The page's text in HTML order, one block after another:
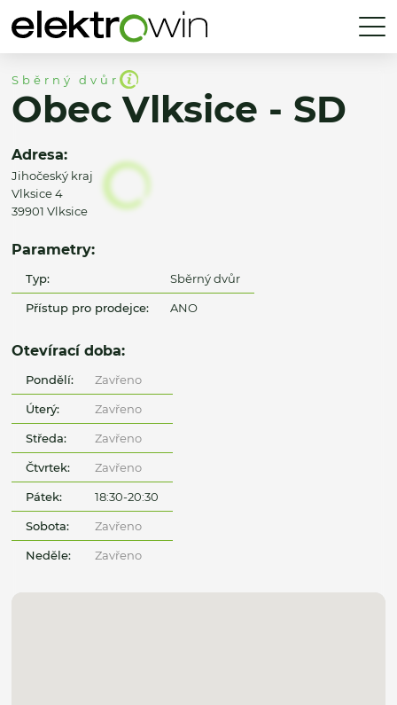
Sběrný dvůr
Obec Vlksice - SD
Adresa:
Jihočeský kraj
Vlksice 4
39901 Vlksice
Parametry:
Typ: Sběrný dvůr
Přístup pro prodejce: ANO
Otevírací doba:
Pondělí: Zavřeno
Úterý: Zavřeno
Středa: Zavřeno
Čtvrtek: Zavřeno
Pátek: 18:30-20:30
Sobota: Zavřeno
Neděle: Zavřeno